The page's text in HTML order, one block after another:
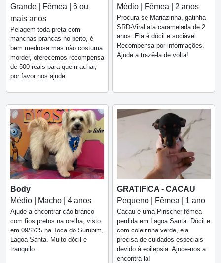
Grande | Fêmea | 6 ou
mais anos
Pelagem toda preta com
manchas brancas no peito, é
bem medrosa mas não costuma
morder, oferecemos recompensa
de 500 reais para quem achar,
por favor nos ajude
Médio | Fêmea | 2 anos
Procura-se Mariazinha, gatinha
SRD-ViraLata caramelada de 2
anos. Ela é dócil e sociável.
Recompensa por informações.
Ajude a trazê-la de volta!
Body
Médio | Macho | 4 anos
Ajude a encontrar cão branco
com fios pretos na orelha, visto
em 09/2/25 na Toca do Surubim,
Lagoa Santa. Muito dócil e
tranquilo.
GRATIFICA - CACAU
Pequeno | Fêmea | 1 ano
Cacau é uma Pinscher fêmea
perdida em Lagoa Santa. Dócil e
com coleirinha verde, ela
precisa de cuidados especiais
devido à epilepsia. Ajude-nos a
encontrá-la!